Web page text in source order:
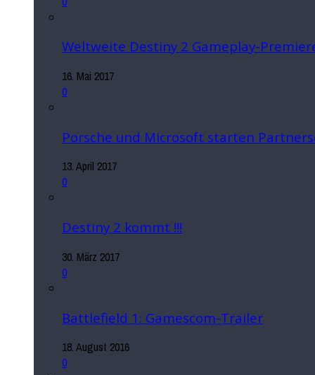
Weltweite Destiny 2 Gameplay-
16. Mai 2017
0
Porsche und Microsoft starten
13. April 2017
0
Destiny 2 kommt !!!
30. März 2017
0
Battlefield 1: Gamescom-Trailer
18. August 2016
0